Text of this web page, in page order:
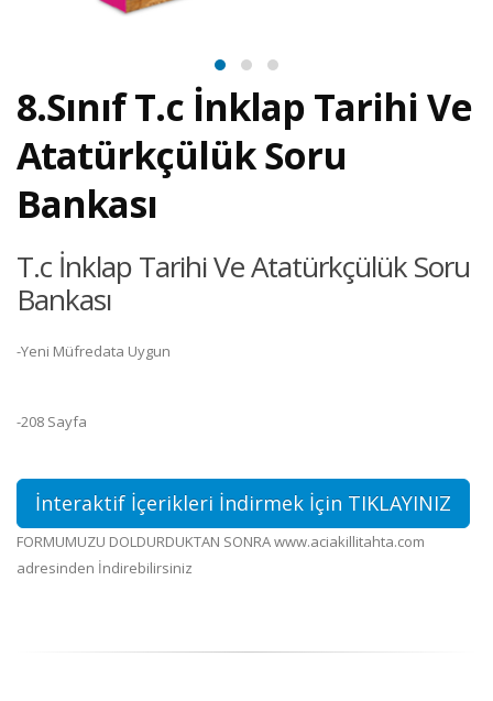
8.Sınıf T.c İnklap Tarihi Ve
Atatürkçülük Soru
Bankası
T.c İnklap Tarihi Ve Atatürkçülük Soru
Bankası
-Yeni Müfredata Uygun
-208 Sayfa
İnteraktif İçerikleri İndirmek İçin TIKLAYINIZ
FORMUMUZU DOLDURDUKTAN SONRA www.aciakillitahta.com
adresinden İndirebilirsiniz